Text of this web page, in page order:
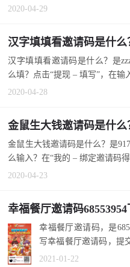
2020-04-29
汉字填填看邀请码是什么？是
么填？点击“提现 – 填写”，在
2020-04-28
金鼠生大钱邀请码是什么？是
么输入？在“我的 – 绑定邀请码
2020-04-23
幸福餐厅邀请码
幸福餐厅邀请码，是
写幸福餐厅邀请码，提
修招聘、好评升...
2021-01-22